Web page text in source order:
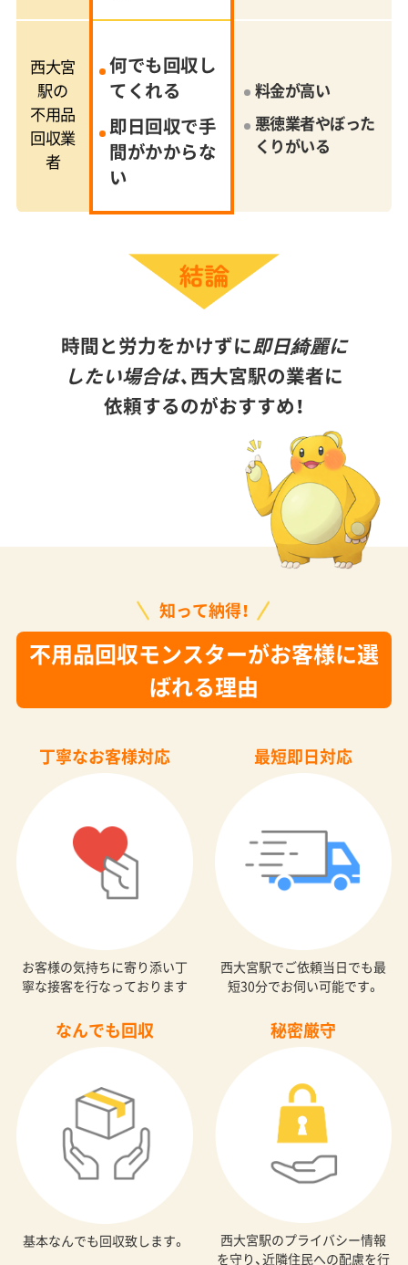
西大宮
駅の
不用品
回収業
者
何でも回収し
てくれる
即日回収で手
間がかからな
い
料金が高い
悪徳業者やぼった
くりがいる
時間と労力をかけずに即日綺麗に
したい場合は、西大宮駅の業者に
依頼するのがおすすめ！
知って納得！
不用品回収モンスターがお客様に選
ばれる理由
丁寧なお客様対応
お客様の気持ちに寄り添い丁
寧な接客を行なっております
最短即日対応
西大宮駅でご依頼当日でも最
短30分でお伺い可能です。
なんでも回収
基本なんでも回収致します。
秘密厳守
西大宮駅のプライバシー情報
を守り、近隣住民への配慮を行